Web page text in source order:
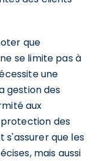
que
se limite pas à
une
gestion des
aux
des
s'assurer que les
mais aussi